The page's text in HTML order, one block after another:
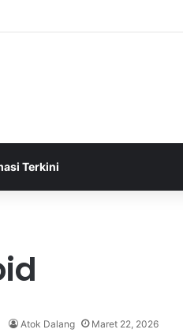
Tereliminasi, Berikut 4 Tim Lolos
Terkini
Atok Dalang Maret 22, 2026